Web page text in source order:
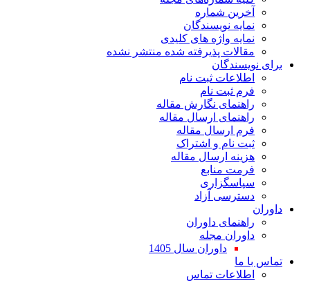
شماره
نویسندگان
واژه های کلیدی
پذیرفته شده منتشر نشده
ثبت نام
نگارش مقاله
ارسال مقاله
ارسال مقاله
نام و اشتراک
ارسال مقاله
آزاد
داوران
مجله
داوران سال 1405
تماس